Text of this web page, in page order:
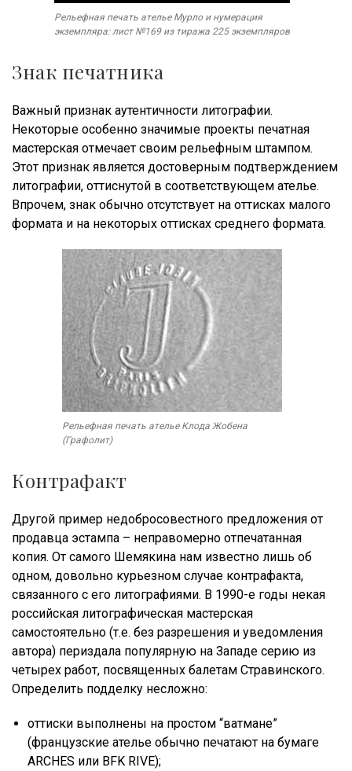
Рельефная печать ателье Мурло и нумерация
экземпляра: лист №169 из тиража 225 экземпляров
Знак печатника
Важный признак аутентичности литографии.
Некоторые особенно значимые проекты печатная
мастерская отмечает своим рельефным штампом.
Этот признак является достоверным подтверждением
литографии, оттиснутой в соответствующем ателье.
Впрочем, знак обычно отсутствует на оттисках малого
формата и на некоторых оттисках среднего формата.
Рельефная печать ателье Клода Жобена
(Графолит)
Контрафакт
Другой пример недобросовестного предложения от
продавца эстампа – неправомерно отпечатанная
копия. От самого Шемякина нам известно лишь об
одном, довольно курьезном случае контрафакта,
связанного с его литографиями. В 1990-е годы некая
российская литографическая мастерская
самостоятельно (т.е. без разрешения и уведомления
автора) периздала популярную на Западе серию из
четырех работ, посвященных балетам Стравинского.
Определить подделку несложно:
оттиски выполнены на простом “ватмане”
(французские ателье обычно печатают на бумаге
ARCHES или BFK RIVE);